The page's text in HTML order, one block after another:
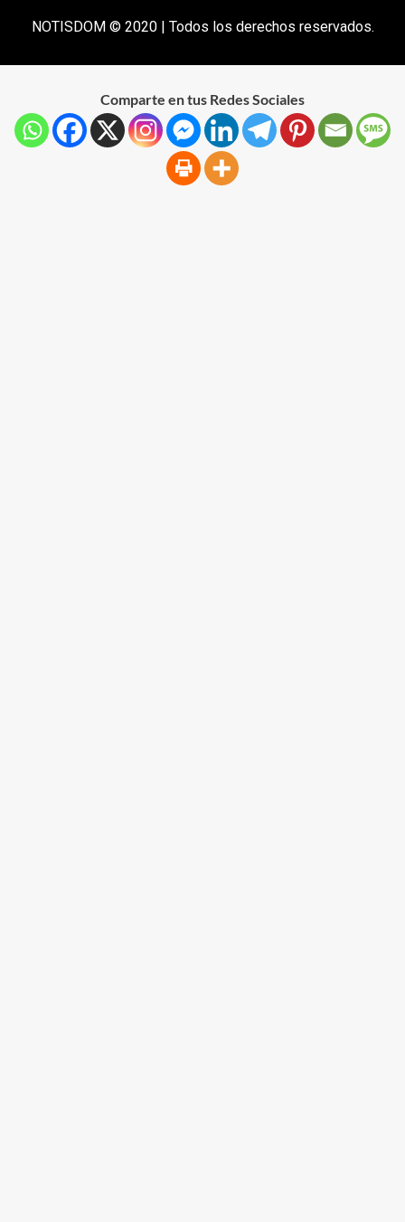
NOTISDOM © 2020 | Todos los derechos reservados.
Comparte en tus Redes Sociales